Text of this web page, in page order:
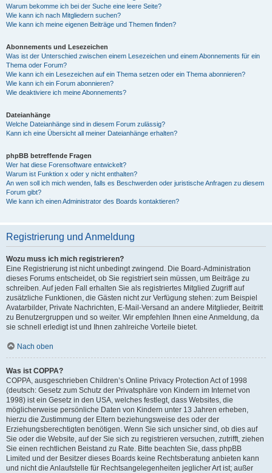
Warum bekomme ich bei der Suche eine leere Seite?
Wie kann ich nach Mitgliedern suchen?
Wie kann ich meine eigenen Beiträge und Themen finden?
Abonnements und Lesezeichen
Was ist der Unterschied zwischen einem Lesezeichen und einem Abonnements für ein
Thema oder Forum?
Wie kann ich ein Lesezeichen auf ein Thema setzen oder ein Thema abonnieren?
Wie kann ich ein Forum abonnieren?
Wie deaktiviere ich meine Abonnements?
Dateianhänge
Welche Dateianhänge sind in diesem Forum zulässig?
Kann ich eine Übersicht all meiner Dateianhänge erhalten?
phpBB betreffende Fragen
Wer hat diese Forensoftware entwickelt?
Warum ist Funktion x oder y nicht enthalten?
An wen soll ich mich wenden, falls es Beschwerden oder juristische Anfragen zu diesem
Forum gibt?
Wie kann ich einen Administrator des Boards kontaktieren?
Registrierung und Anmeldung
Wozu muss ich mich registrieren?
Eine Registrierung ist nicht unbedingt zwingend. Die Board-Administration
dieses Forums entscheidet, ob Sie registriert sein müssen, um Beiträge zu
schreiben. Auf jeden Fall erhalten Sie als registriertes Mitglied Zugriff auf
zusätzliche Funktionen, die Gästen nicht zur Verfügung stehen: zum Beispiel
Avatarbilder, Private Nachrichten, E-Mail-Versand an andere Mitglieder, Beitritt
zu Benutzergruppen und so weiter. Wir empfehlen Ihnen eine Anmeldung, da
sie schnell erledigt ist und Ihnen zahlreiche Vorteile bietet.
Nach oben
Was ist COPPA?
COPPA, ausgeschrieben Children’s Online Privacy Protection Act of 1998
(deutsch: Gesetz zum Schutz der Privatsphäre von Kindern im Internet von
1998) ist ein Gesetz in den USA, welches festlegt, dass Websites, die
möglicherweise persönliche Daten von Kindern unter 13 Jahren erheben,
hierzu die Zustimmung der Eltern beziehungsweise des oder der
Erziehungsberechtigten benötigen. Wenn Sie sich unsicher sind, ob dies auf
Sie oder die Website, auf der Sie sich zu registrieren versuchen, zutrifft, ziehen
Sie einen rechtlichen Beistand zu Rate. Bitte beachten Sie, dass phpBB
Limited und der Besitzer dieses Boards keine Rechtsberatung anbieten kann
und nicht die Anlaufstelle für Rechtsangelegenheiten jeglicher Art ist; außer